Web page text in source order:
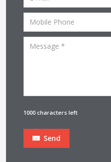
1000 characters left
Send